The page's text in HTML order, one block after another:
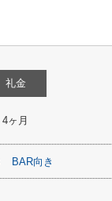
礼金
4ヶ月
BAR向き